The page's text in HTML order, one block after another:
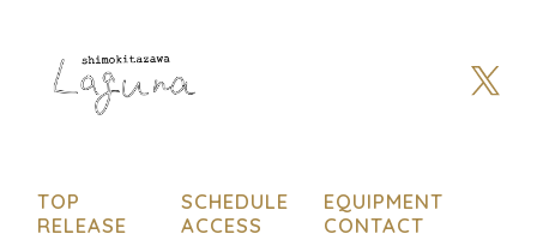
TOP SCHEDULE
EQUIPMENT
RELEASE
ACCESS CONTACT